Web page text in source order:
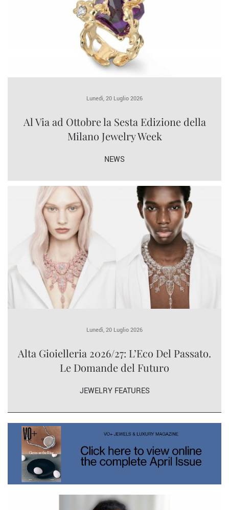
Lunedì, 20 Luglio 2026
Al Via ad Ottobre la Sesta Edizione della
Milano Jewelry Week
NEWS
Lunedì, 20 Luglio 2026
Alta Gioielleria 2026/27: L’Eco Del Passato.
Le Domande del Futuro
JEWELRY FEATURES